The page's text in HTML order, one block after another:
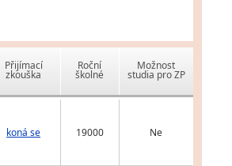
Přijímací
zkouška
Roční
školné
Možnost
studia pro ZP
koná se 19000 Ne